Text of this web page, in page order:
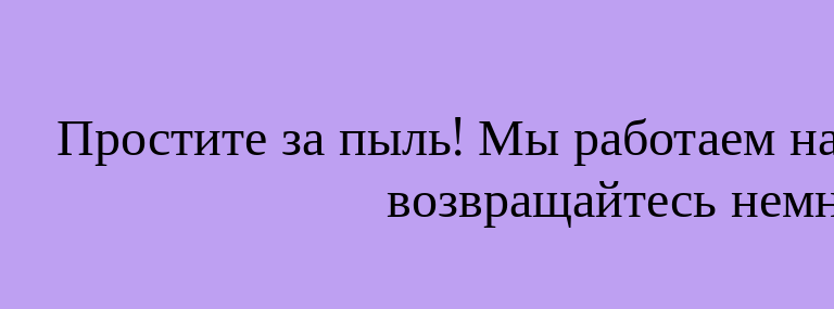
Простите за пыль! Мы работаем
возвращайтесь